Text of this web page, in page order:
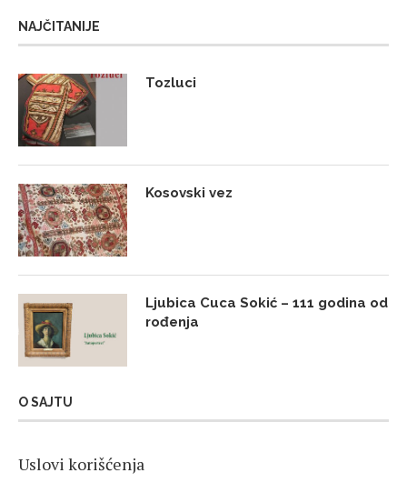
NAJČITANIJE
Tozluci
Kosovski vez
Ljubica Cuca Sokić – 111 godina od
rođenja
O SAJTU
Uslovi korišćenja